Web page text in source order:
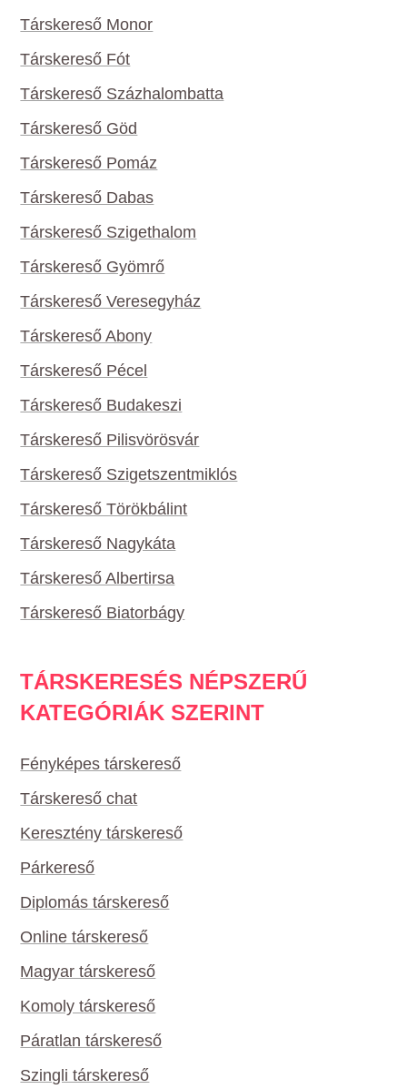
Társkereső Monor
Társkereső Fót
Társkereső Százhalombatta
Társkereső Göd
Társkereső Pomáz
Társkereső Dabas
Társkereső Szigethalom
Társkereső Gyömrő
Társkereső Veresegyház
Társkereső Abony
Társkereső Pécel
Társkereső Budakeszi
Társkereső Pilisvörösvár
Társkereső Szigetszentmiklós
Társkereső Törökbálint
Társkereső Nagykáta
Társkereső Albertirsa
Társkereső Biatorbágy
TÁRSKERESÉS NÉPSZERŰ
KATEGÓRIÁK SZERINT
Fényképes társkereső
Társkereső chat
Keresztény társkereső
Párkereső
Diplomás társkereső
Online társkereső
Magyar társkereső
Komoly társkereső
Páratlan társkereső
Szingli társkereső